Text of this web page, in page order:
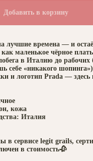
Добавить в корзину
лучшие времена — и
маленькое чёрное
в Италию до рабочих
себе «никакого
и логотип Prada — здесь
кожа
Италия
в сервисе legit grails,
в стоимость🥀